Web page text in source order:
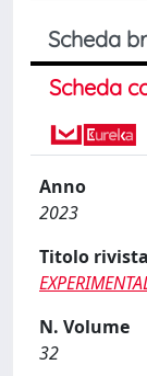
Scheda
Scheda
Anno
2023
Titolo rivista
N. Volume
32